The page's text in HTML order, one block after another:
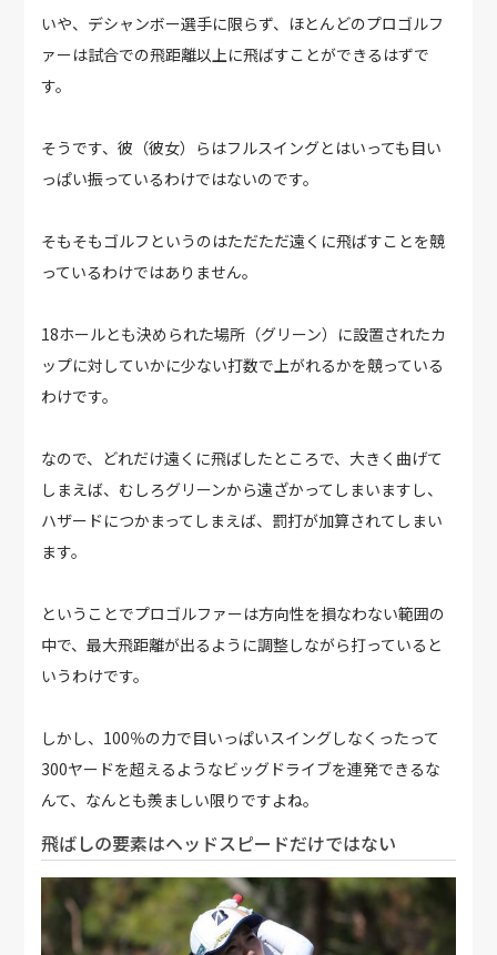
いや、デシャンボー選手に限らず、ほとんどのプロゴルフ
ァーは試合での飛距離以上に飛ばすことができるはずで
す。
そうです、彼（彼女）らはフルスイングとはいっても目い
っぱい振っているわけではないのです。
そもそもゴルフというのはただただ遠くに飛ばすことを競
っているわけではありません。
18ホールとも決められた場所（グリーン）に設置されたカ
ップに対していかに少ない打数で上がれるかを競っている
わけです。
なので、どれだけ遠くに飛ばしたところで、大きく曲げて
しまえば、むしろグリーンから遠ざかってしまいますし、
ハザードにつかまってしまえば、罰打が加算されてしまい
ます。
ということでプロゴルファーは方向性を損なわない範囲の
中で、最大飛距離が出るように調整しながら打っていると
いうわけです。
しかし、100％の力で目いっぱいスイングしなくったって
300ヤードを超えるようなビッグドライブを連発できるな
んて、なんとも羨ましい限りですよね。
飛ばしの要素はヘッドスピードだけではない